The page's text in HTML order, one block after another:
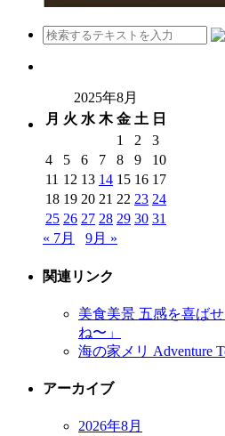
2025年8月
月 火 水 木 金 土 日
1
2
3
4
5 6 7 8 9
10
11 12 13 14 15 16 17
18 19 20 21 22 23 24
25 26 27 28 29 30 31
« 7月
9月 »
関連リンク
美食美景 五感を喜ば
ね〜」
海の家メリ Adventure
アーカイブ
2026年8月